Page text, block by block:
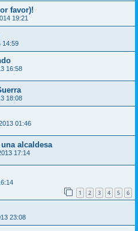
favor)!
19:21
14:59
16:58
18:08
01:46
alcaldesa
17:14
1 2 3 4 5 6
23:08